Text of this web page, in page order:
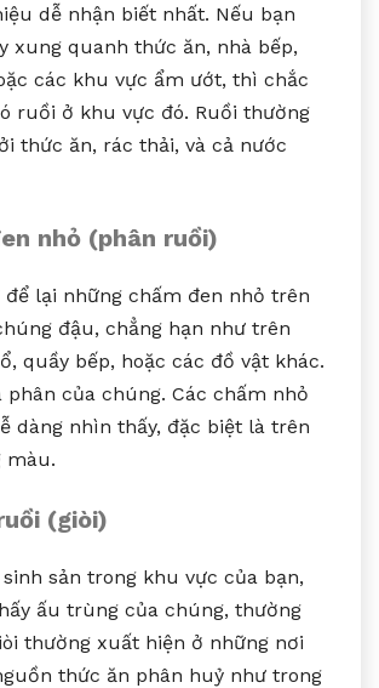
dễ nhận biết nhất. Nếu bạn
xung quanh thức ăn, nhà bếp,
các khu vực ẩm ướt, thì chắc
ruồi ở khu vực đó. Ruồi thường
thức ăn, rác thải, và cả nước
nhỏ (phân ruồi)
để lại những chấm đen nhỏ trên
đậu, chẳng hạn như trên
quầy bếp, hoặc các đồ vật khác.
của chúng. Các chấm nhỏ
dàng nhìn thấy, đặc biệt là trên
màu.
(giòi)
sản trong khu vực của bạn,
ấu trùng của chúng, thường
thường xuất hiện ở những nơi
thức ăn phân huỷ như trong